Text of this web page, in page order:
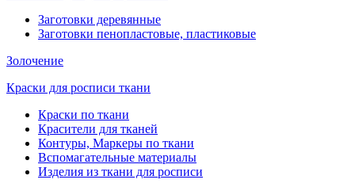
Заготовки деревянные
Заготовки пенопластовые, пластиковые
Золочение
Краски для росписи ткани
Краски по ткани
Красители для тканей
Контуры, Маркеры по ткани
Вспомагательные материалы
Изделия из ткани для росписи